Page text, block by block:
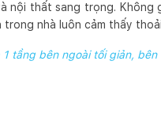
nội thất sang trọng.
trong nhà luôn cảm thấy
1 tầng bên ngoài tối giản,